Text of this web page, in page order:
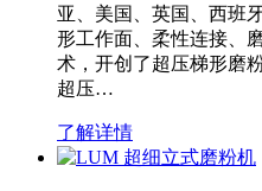
亚、美国、英国、西班
形工作面、柔性连接、
术，开创了超压梯形磨
超压…
了解详情